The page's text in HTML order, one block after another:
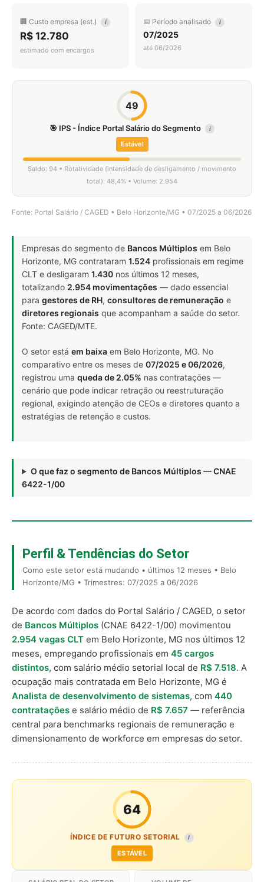
🏢 Custo empresa (est.) i
R$ 12.780
estimado com encargos
📅 Período analisado i
07/2025
até 06/2026
49
🎯 IPS - Índice Portal Salário do Segmento i
Estável
Saldo: 94 • Rotatividade (intensidade de desligamento / movimento
total): 48,4% • Volume: 2.954
Fonte: Portal Salário / CAGED • Belo Horizonte/MG • 07/2025 a 06/2026
Empresas do segmento de Bancos Múltiplos em Belo
Horizonte, MG contrataram 1.524 profissionais em regime
CLT e desligaram 1.430 nos últimos 12 meses,
totalizando 2.954 movimentações — dado essencial
para gestores de RH, consultores de remuneração e
diretores regionais que acompanham a saúde do setor.
Fonte: CAGED/MTE.
O setor está em baixa em Belo Horizonte, MG. No
comparativo entre os meses de 07/2025 e 06/2026,
registrou uma queda de 2.05% nas contratações —
cenário que pode indicar retração ou reestruturação
regional, exigindo atenção de CEOs e diretores quanto a
estratégias de retenção e custos.
O que faz o segmento de Bancos Múltiplos — CNAE
6422-1/00
Perfil & Tendências do Setor
Como este setor está mudando • últimos 12 meses • Belo
Horizonte/MG • Trimestres: 07/2025 a 06/2026
De acordo com dados do Portal Salário / CAGED, o setor
de Bancos Múltiplos (CNAE 6422-1/00) movimentou
2.954 vagas CLT em Belo Horizonte, MG nos últimos 12
meses, empregando profissionais em 45 cargos
distintos, com salário médio setorial local de R$ 7.518. A
ocupação mais contratada em Belo Horizonte, MG é
Analista de desenvolvimento de sistemas, com 440
contratações e salário médio de R$ 7.657 — referência
central para benchmarks regionais de remuneração e
dimensionamento de workforce em empresas do setor.
64
ÍNDICE DE FUTURO SETORIAL I
ESTÁVEL